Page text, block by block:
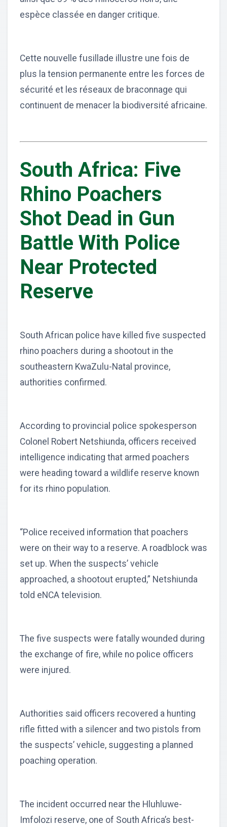
espèce classée en danger critique.
Cette nouvelle fusillade illustre une fois de
plus la tension permanente entre les forces de
sécurité et les réseaux de braconnage qui
continuent de menacer la biodiversité africaine.
South Africa: Five
Rhino Poachers
Shot Dead in Gun
Battle With Police
Near Protected
Reserve
South African police have killed five suspected
rhino poachers during a shootout in the
southeastern KwaZulu-Natal province,
authorities confirmed.
According to provincial police spokesperson
Colonel Robert Netshiunda, officers received
intelligence indicating that armed poachers
were heading toward a wildlife reserve known
for its rhino population.
“Police received information that poachers
were on their way to a reserve. A roadblock was
set up. When the suspects’ vehicle
approached, a shootout erupted,” Netshiunda
told eNCA television.
The five suspects were fatally wounded during
the exchange of fire, while no police officers
were injured.
Authorities said officers recovered a hunting
rifle fitted with a silencer and two pistols from
the suspects’ vehicle, suggesting a planned
poaching operation.
The incident occurred near the Hluhluwe-
Imfolozi reserve, one of South Africa’s best-